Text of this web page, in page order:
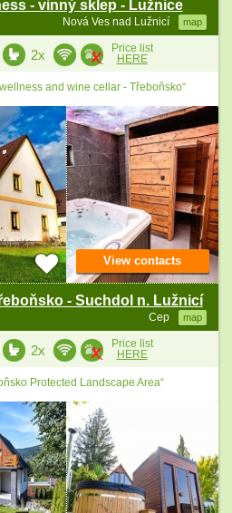
- vinný sklep - Lužnice
Nová Ves nad Lužnicí map
2x
Price list
HERE
and wine cellar - Třeboňsko“
- Suchdol n. Lužnicí
Cep map
View contacts
2x
Price list
HERE
Protected Landscape Area“